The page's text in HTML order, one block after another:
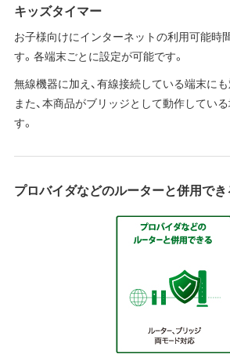
キッズタイマー
お子様向けにインターネットの利用可能時
す。各端末ごとに設定が可能です。
無線機器に加え、有線接続している端末にも
また、本商品がブリッジとして動作してい
す。
プロバイダなどのルーターと併用でき